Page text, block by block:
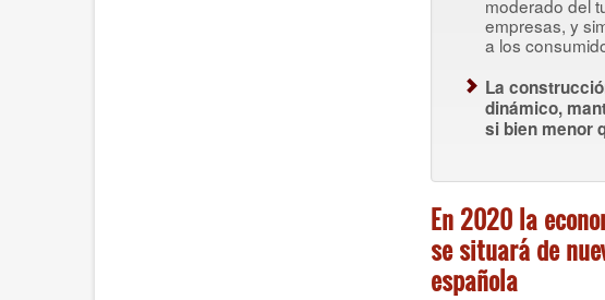
moderado del
empresas, y
a los
La
dinámico,
si bien menor
En 2020 la
se situará de
española